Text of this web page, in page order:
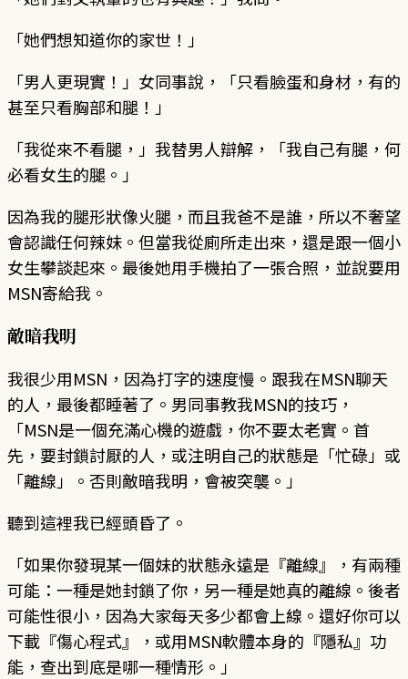
「她們想知道你的家世！」
「男人更現實！」女同事說，「只看臉蛋和身材，有的
甚至只看胸部和腿！」
「我從來不看腿，」我替男人辯解，「我自己有腿，何
必看女生的腿。」
因為我的腿形狀像火腿，而且我爸不是誰，所以不奢望
會認識任何辣妹。但當我從廁所走出來，還是跟一個小
女生攀談起來。最後她用手機拍了一張合照，並說要用
MSN寄給我。
敵暗我明
我很少用MSN，因為打字的速度慢。跟我在MSN聊天
的人，最後都睡著了。男同事教我MSN的技巧，
「MSN是一個充滿心機的遊戲，你不要太老實。首
先，要封鎖討厭的人，或注明自己的狀態是「忙碌」或
「離線」。否則敵暗我明，會被突襲。」
聽到這裡我已經頭昏了。
「如果你發現某一個妹的狀態永遠是『離線』，有兩種
可能：一種是她封鎖了你，另一種是她真的離線。後者
可能性很小，因為大家每天多少都會上線。還好你可以
下載『傷心程式』，或用MSN軟體本身的『隱私』功
能，查出到底是哪一種情形。」